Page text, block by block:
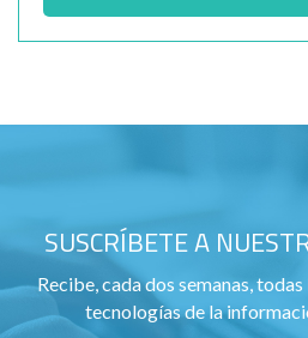
SUSCRÍBETE A
Recibe, cada dos semanas,
tecnologías de la